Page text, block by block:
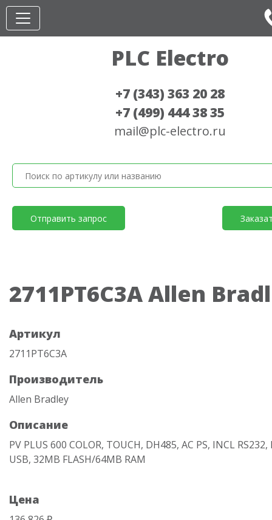
PLC Electro
+7 (343) 363 20 28
+7 (499) 444 38 35
mail@plc-electro.ru
Отправить запрос
2711PT6C3A Allen
Артикул
2711PT6C3A
Производитель
Allen Bradley
Описание
PV PLUS 600 COLOR, TOUCH, DH485, AC PS, INCL
USB, 32MB FLASH/64MB RAM
Цена